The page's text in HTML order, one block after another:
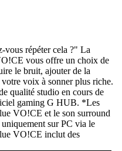
vous répéter cela ?" La
vous offre un choix de
le bruit, ajouter de la
voix à sonner plus riche.
qualité studio en cours de
gaming G HUB. *Les
VO!CE et le son surround
sur PC via le
VO!CE inclut des